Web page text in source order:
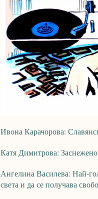
Ивона Карачорова:
Катя Димитрова:
Ангелина Василева: Най-
света и да се получава